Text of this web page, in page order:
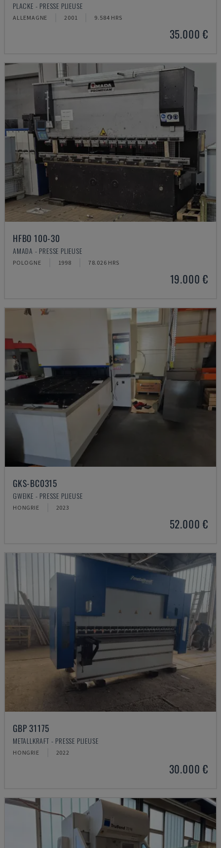
PLACKE - PRESSE PLIEUSE
ALLEMAGNE 2001 9.584 HRS
35.000 €
HFBO 100-30
AMADA - PRESSE PLIEUSE
POLOGNE 1998 78.026 HRS
19.000 €
GKS-BC0315
GWEIKE - PRESSE PLIEUSE
HONGRIE 2023
52.000 €
GBP 31175
METALLKRAFT - PRESSE PLIEUSE
HONGRIE 2022
30.000 €